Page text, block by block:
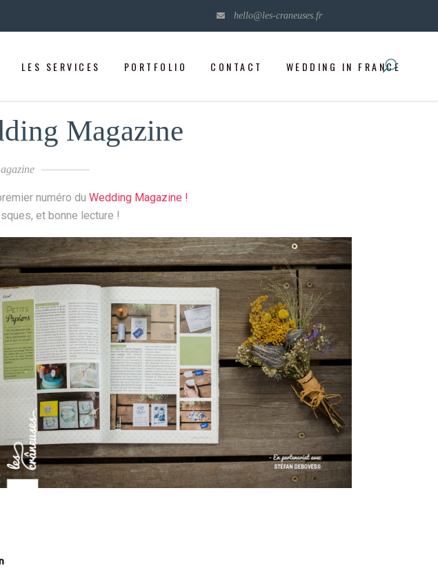
hello@les-craneuses.fr
LES SERVICES PORTFOLIO CONTACT WEDDING IN FRANCE
Magazine
numéro du Wedding Magazine !
et bonne lecture !